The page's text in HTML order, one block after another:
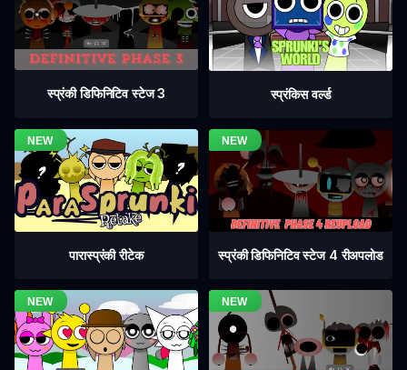
स्प्रंकी डिफिनिटिव स्टेज 3 स्प्रंकिस वर्ल्ड
पारास्प्रंकी रीटेक स्प्रंकी डिफिनिटिव स्टेज 4 रीअपलोड